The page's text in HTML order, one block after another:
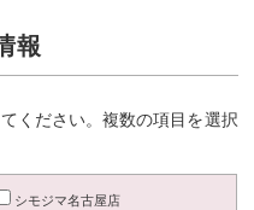
報
ください。複数の項目を選択
シモジマ名古屋店